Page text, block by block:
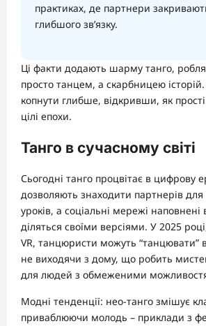
практиках, де партнери
глибшого зв’язку.
Ці факти додають шарму танго,
просто танцем, а скарбницею
копнути глибше, відкривши, як
цілі епохи.
Танго в сучасному світі
Сьогодні танго процвітає в цифрову
дозволяють знаходити партнерів для
уроків, а соціальні мережі
діляться своїми версіями. У 2025
VR, танцюристи можуть “танцювати”
не виходячи з дому, що робить
для людей з обмеженими
Модні тенденції: нео-танго змішує
приваблюючи молодь – приклади з